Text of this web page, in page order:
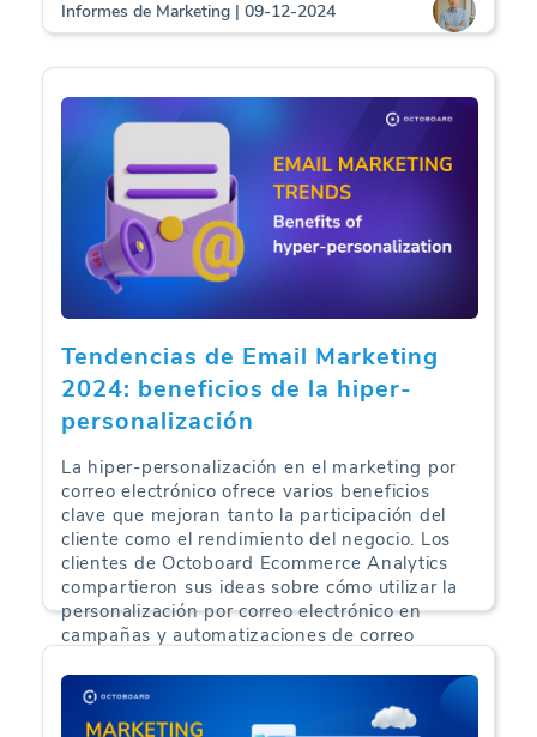
Informes de Marketing | 09-12-2024
Tendencias de Email Marketing
2024: beneficios de la hiper-
personalización
La hiper-personalización en el marketing por
correo electrónico ofrece varios beneficios
clave que mejoran tanto la participación del
cliente como el rendimiento del negocio. Los
clientes de Octoboard Ecommerce Analytics
compartieron sus ideas sobre cómo utilizar la
personalización por correo electrónico en
campañas y automatizaciones de correo
Análisis de Comercio Electrónico | 24-09-2024